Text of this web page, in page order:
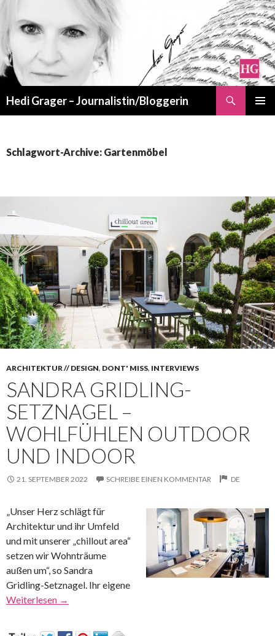
Hedi Grager – Journalistin/Bloggerin
Schlagwort-Archive: Gartenmöbel
ARCHITEKTUR // DESIGN, DONT' MISS, INTERVIEWS
SANDRA GRIDLING-
SETZNAGEL –
WOHLFÜHLEN OUTDOOR
UND INDOOR
21. SEPTEMBER 2022 SCHREIBE EINEN KOMMENTAR DE
„Unser Herz schlägt für
Architektur und ihr Umfeld
und mit unserer „chillout area“
setzen wir Wohnträume
außen um“, so Sandra
Gridling-Setznagel. Ihr eigene
Weiterlesen →